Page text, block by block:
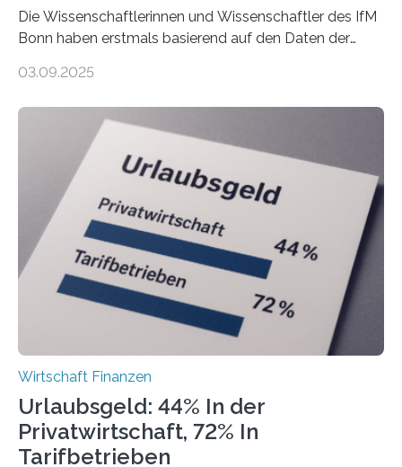
Die Wissenschaftlerinnen und Wissenschaftler des IfM
Bonn haben erstmals basierend auf den Daten der
Landkreise mit den meisten Gründungen von
ist demnach Berlin. Betrachtet man nur die Gründungen
der Freiberuflerinnen, so liegt Leipzig an der Spitze. In
Berlin starteten in 2024 die meisten Personen in eine
eigene freiberufliche Existenz, dahinter folgten die
Städte Hamburg, München und Köln. Betrachtet man
hingegen die Existenzgründungsintensität – die Anzahl
der freiberuflichen Gründungen je…
03.09.2025
Wirtschaft Finanzen
Urlaubsgeld: 44% In der
Privatwirtschaft, 72% In
Tarifbetrieben